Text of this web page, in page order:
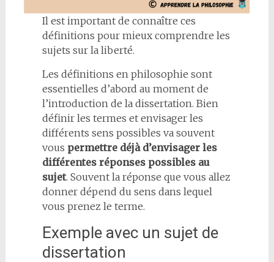
Il est important de connaître ces
définitions pour mieux comprendre les
sujets sur la liberté.
Les définitions en philosophie sont
essentielles d’abord au moment de
l’introduction de la dissertation. Bien
définir les termes et envisager les
différents sens possibles va souvent
vous permettre déjà d’envisager les
différentes réponses possibles au
sujet. Souvent la réponse que vous allez
donner dépend du sens dans lequel
vous prenez le terme.
Exemple avec un sujet de
dissertation